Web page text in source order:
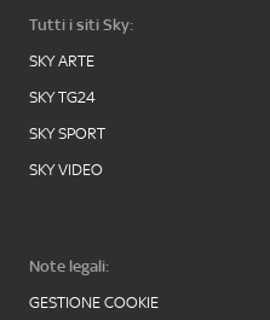
Tutti i siti Sky:
SKY ARTE
SKY TG24
SKY SPORT
SKY VIDEO
Note legali:
GESTIONE COOKIE